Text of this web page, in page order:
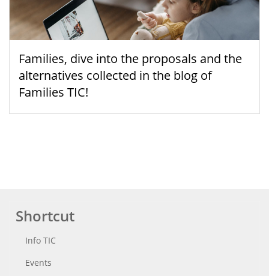
Families, dive into the proposals and the
alternatives collected in the blog of
Families TIC!
Shortcut
Info TIC
Events